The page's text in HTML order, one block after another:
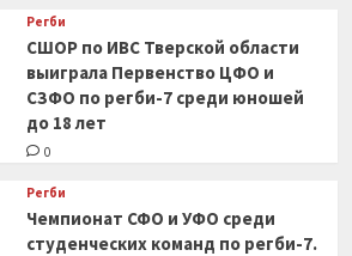
Регби
СШОР по ИВС Тверской области
выиграла Первенство ЦФО и
СЗФО по регби-7 среди юношей
до 18 лет
0
Регби
Чемпионат СФО и УФО среди
студенческих команд по регби-7.